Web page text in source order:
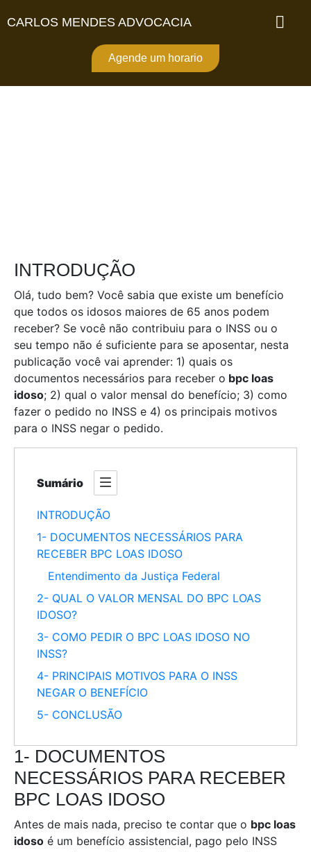
CARLOS MENDES ADVOCACIA
Agende um horario
BPC Loas Idoso: posso
receber? (2023)
INTRODUÇÃO
Olá, tudo bem? Você sabia que existe um benefício
que todos os idosos maiores de 65 anos podem
receber? Se você não contribuiu para o INSS ou o
seu tempo não é suficiente para se aposentar, nesta
publicação você vai aprender: 1) quais os
documentos necessários para receber o bpc loas
idoso; 2) qual o valor mensal do benefício; 3) como
fazer o pedido no INSS e 4) os principais motivos
para o INSS negar o pedido.
Sumário
INTRODUÇÃO
1- DOCUMENTOS NECESSÁRIOS PARA
RECEBER BPC LOAS IDOSO
Entendimento da Justiça Federal
2- QUAL O VALOR MENSAL DO BPC LOAS
IDOSO?
3- COMO PEDIR O BPC LOAS IDOSO NO
INSS?
4- PRINCIPAIS MOTIVOS PARA O INSS
NEGAR O BENEFÍCIO
5- CONCLUSÃO
1- DOCUMENTOS
NECESSÁRIOS PARA RECEBER
BPC LOAS IDOSO
Antes de mais nada, preciso te contar que o bpc loas
idoso é um benefício assistencial, pago pelo INSS